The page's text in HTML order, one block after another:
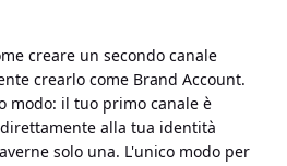
creare un secondo canale
crearlo come Brand Account.
modo: il tuo primo canale è
alla tua identità
solo una. L'unico modo per